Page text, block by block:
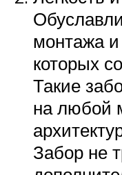
монтажа
которых
Такие
на любой
Забор не